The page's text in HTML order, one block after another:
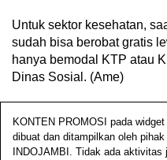
Untuk sektor kesehatan,
sudah bisa berobat gratis
hanya bemodal KTP atau
Dinas Sosial. (Ame)
KONTEN PROMOSI pada
dibuat dan ditampilkan oleh
INDOJAMBI. Tidak ada